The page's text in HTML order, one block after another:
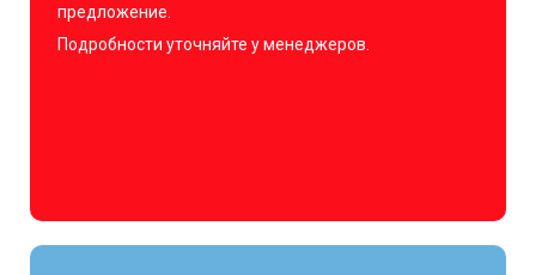
предложение.
Подробности уточняйте у менеджеров.